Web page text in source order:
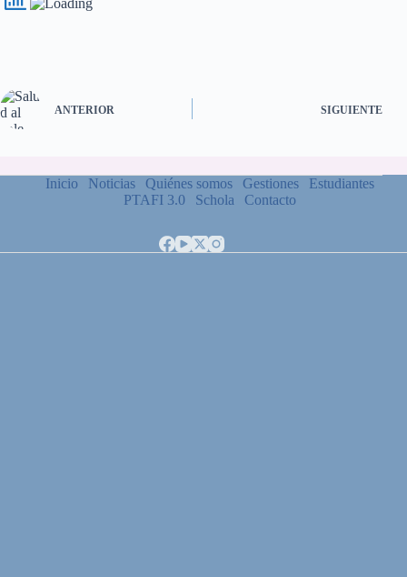
ANTERIOR SIGUIENTE
Inicio Noticias Quiénes somos Gestiones
Estudiantes
PTAFI 3.0
Schola Contacto